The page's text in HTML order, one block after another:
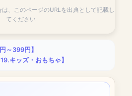
、このページのURLを出典として記載し
てください
～399円】
19.キッズ・おもちゃ】